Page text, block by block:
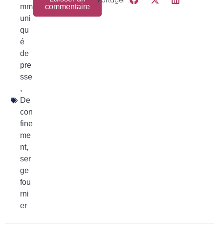
mm
uni
qu
é
de
pre
sse
,
De
con
fine
me
nt,
ser
ge
fou
rni
er
commentaire